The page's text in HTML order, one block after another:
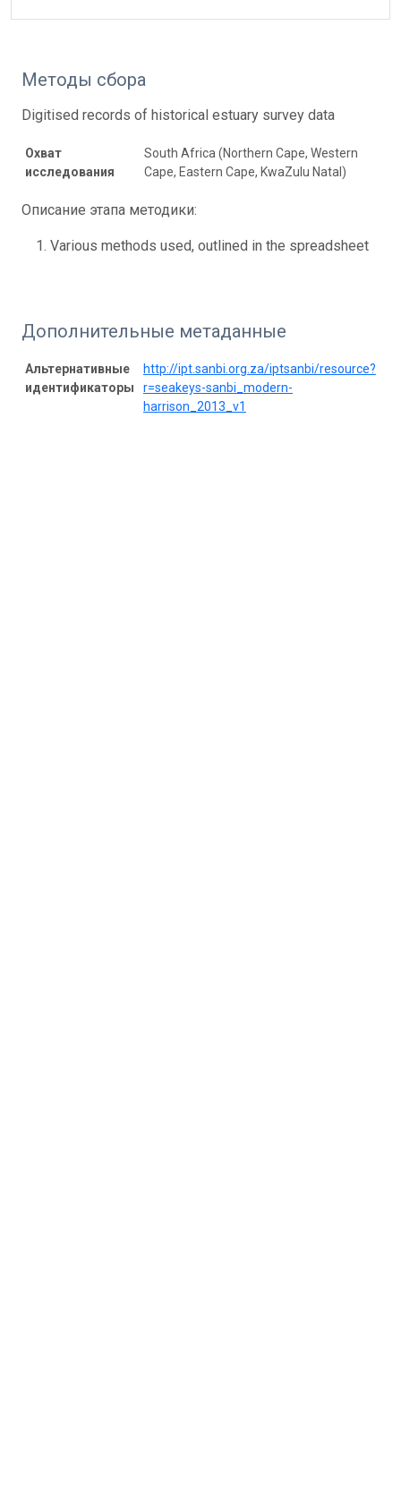
Методы сбора
Digitised records of historical estuary survey data
Охват
исследования
South Africa (Northern Cape, Western
Cape, Eastern Cape, KwaZulu Natal)
Описание этапа методики:
Various methods used, outlined in the spreadsheet
Дополнительные метаданные
Альтернативные
идентификаторы
http://ipt.sanbi.org.za/iptsanbi/resource?
r=seakeys-sanbi_modern-
harrison_2013_v1